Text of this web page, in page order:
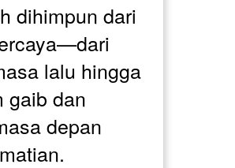
dihimpun dari
lalu hingga
gaib dan
depan